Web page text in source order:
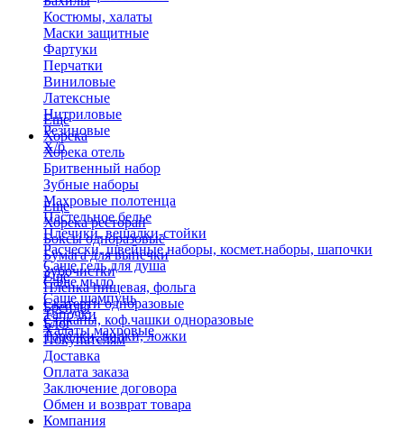
Костюмы, халаты
Маски защитные
Фартуки
Перчатки
Виниловые
Латексные
Нитриловые
Резиновые
Х/б
Еще
Хорека
Хорека отель
Бритвенный набор
Зубные наборы
Махровые полотенца
Пастельное белье
Плечики, вешалки-стойки
Расчески, швейные наборы, космет.наборы, шапочки
Саше гель для душа
Саше мыло
Саше шампунь
Тапочки
Халаты махровые
Еще
Хорека ресторан
Боксы одноразовые
Бумага для выпечки
Зубочистки
Пленка пищевая, фольга
Скатерти одноразовые
Стаканы, коф.чашки одноразовые
Тарелки, вилки, ложки
Еще
Бренды
Блог
Покупателям
Доставка
Оплата заказа
Заключение договора
Обмен и возврат товара
Компания